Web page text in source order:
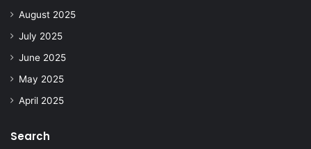
August 2025
July 2025
June 2025
May 2025
April 2025
Search